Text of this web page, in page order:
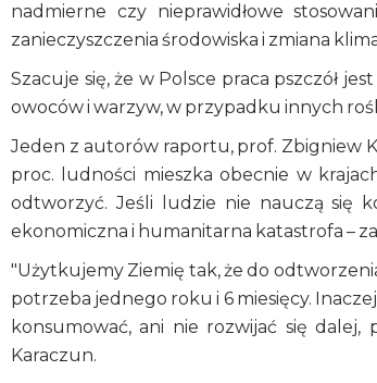
nadmierne czy nieprawidłowe
zanieczyszczenia środowiska i zmiana
Szacuje się, że w Polsce praca pszczół
owoców i warzyw, w przypadku innych
Jeden z autorów raportu, prof. Zbigniew
proc. ludności mieszka obecnie w
odtworzyć. Jeśli ludzie nie nauczą się
ekonomiczna i humanitarna katastrofa –
"Użytkujemy Ziemię tak, że do
potrzeba jednego roku i 6 miesięcy.
konsumować, ani nie rozwijać się
Karaczun.